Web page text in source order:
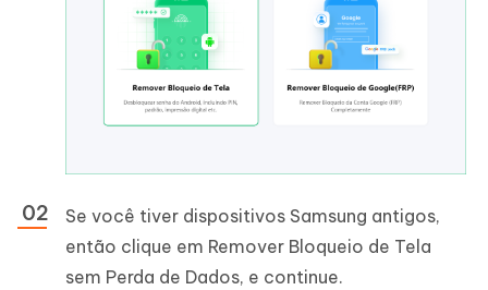
Se você tiver dispositivos Samsung antigos,
então clique em Remover Bloqueio de Tela
sem Perda de Dados, e continue.